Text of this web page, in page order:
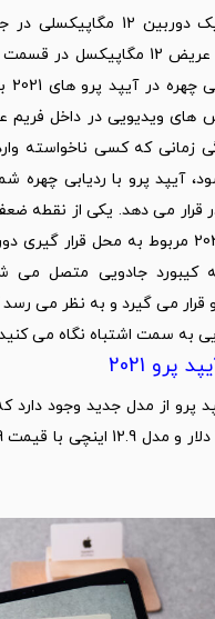
آیپد پرو یک دوربین 12
فوق العاده عریض 12
های ویدیویی در داخل فریم
زمانی که کسی ناخواسته
آیپد پرو با ردیابی چهره
قرار می دهد. یکی از نقطه
آیپد پرو 2021 مربوط به محل قرار
کیبورد جادویی متصل می
قرار می گیرد و به نظر می
به سمت اشتباه نگاه می
2021